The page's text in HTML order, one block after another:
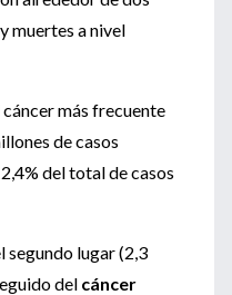
muertes a nivel
cáncer más frecuente
de casos
del total de casos
segundo lugar (2,3
del cáncer